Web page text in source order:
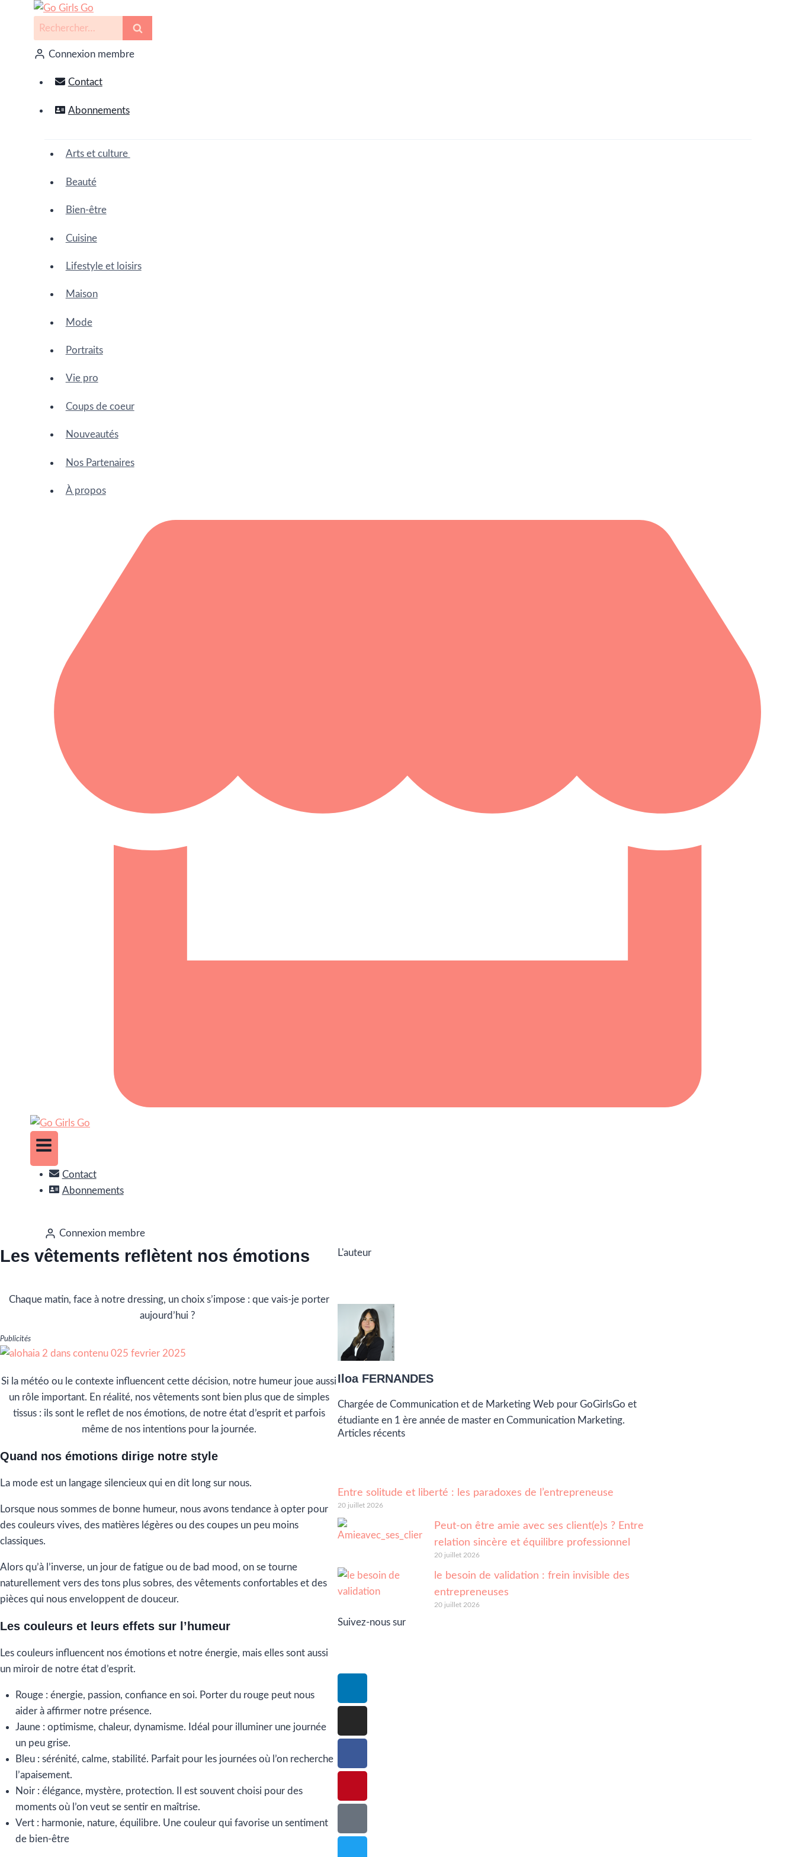
Connexion membre
Contact
Abonnements
Arts et culture
Beauté
Bien-être
Cuisine
Lifestyle et loisirs
Maison
Mode
Portraits
Vie pro
Coups de coeur
Nouveautés
Nos Partenaires
À propos
Contact
Abonnements
Connexion membre
Les vêtements reflètent nos émotions
Chaque matin, face à notre dressing, un choix s’impose : que vais-je porter
aujourd’hui ?
Publicités
Si la météo ou le contexte influencent cette décision, notre humeur joue aussi
un rôle important. En réalité, nos vêtements sont bien plus que de simples
tissus : ils sont le reflet de nos émotions, de notre état d’esprit et parfois
même de nos intentions pour la journée.
Quand nos émotions dirige notre style
La mode est un langage silencieux qui en dit long sur nous.
Lorsque nous sommes de bonne humeur, nous avons tendance à opter pour
des couleurs vives, des matières légères ou des coupes un peu moins
classiques.
Alors qu’à l’inverse, un jour de fatigue ou de bad mood, on se tourne
naturellement vers des tons plus sobres, des vêtements confortables et des
pièces qui nous enveloppent de douceur.
Les couleurs et leurs effets sur l’humeur
Les couleurs influencent nos émotions et notre énergie, mais elles sont aussi
un miroir de notre état d’esprit.
Rouge : énergie, passion, confiance en soi. Porter du rouge peut nous
aider à affirmer notre présence.
Jaune : optimisme, chaleur, dynamisme. Idéal pour illuminer une journée
un peu grise.
Bleu : sérénité, calme, stabilité. Parfait pour les journées où l’on recherche
l’apaisement.
Noir : élégance, mystère, protection. Il est souvent choisi pour des
moments où l’on veut se sentir en maîtrise.
Vert : harmonie, nature, équilibre. Une couleur qui favorise un sentiment
de bien-être
L'auteur
Iloa FERNANDES
Chargée de Communication et de Marketing Web pour GoGirlsGo et
étudiante en 1 ère année de master en Communication Marketing.
Articles récents
Entre solitude et liberté : les paradoxes de l’entrepreneuse
20 juillet 2026
Peut-on être amie avec ses client(e)s ? Entre
relation sincère et équilibre professionnel
20 juillet 2026
le besoin de validation : frein invisible des
entrepreneuses
20 juillet 2026
Suivez-nous sur